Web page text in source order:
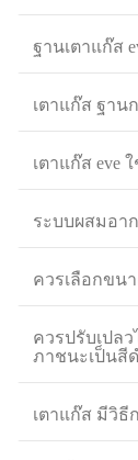
ฐานเตาแก๊ส
เตาแก๊ส ฐาน
เตาแก๊ส eve
ระบบผสมอา
ควรเลือกขน
ควรปรับเปล
ภาชนะเป็นสี
เตาแก๊ส มีวิธี